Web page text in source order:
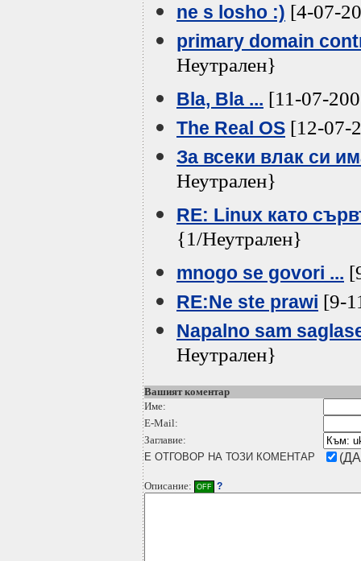
ne s losho :) [4-07-
primary domain
Неутрален}
Bla, Bla ... [11-07-
The Real OS [12-07-
За всеки влак си
Неутрален}
RE: Linux като
{1/Неутрален}
mnogo se govori ...
RE:Ne ste prawi [9-
Napalno sam
Неутрален}
Вашият коментар
Име:
E-Mail:
Заглавие:
Е ОТГОВОР НА ТОЗИ КОМЕНТАР
Описание: OFF ?